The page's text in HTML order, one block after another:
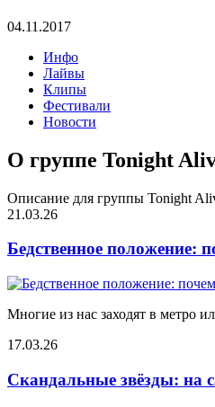
04.11.2017
Инфо
Лайвы
Клипы
Фестивали
Новости
О группе Tonight
Описание для группы Tonight
21.03.26
Бедственное положение:
Многие из нас заходят в метро
17.03.26
Скандальные звёзды: на